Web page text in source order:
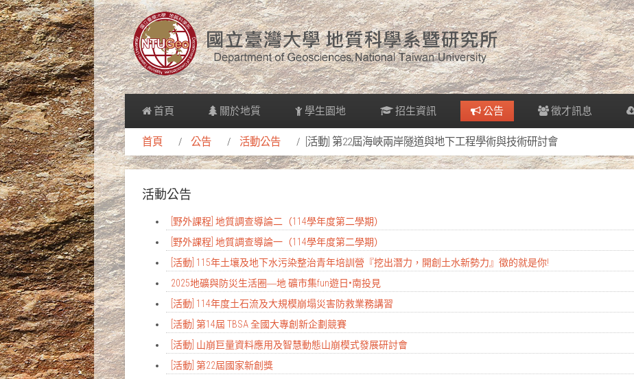
首頁 關於地質 學生園地 招生資訊 公告 徵才訊息
首頁 公告 活動公告 [活動] 第22屆海峽兩岸隧道與地下工程學術與技術研討會
活動公告
[野外課程] 地質調查導論二（114學年度第二學期）
[野外課程] 地質調查導論一（114學年度第二學期）
[活動] 115年土壤及地下水污染整治青年培訓營『挖出潛力，開創土水新勢力』徵的就是你!
2025地礦與防災生活圈―地 礦市集fun遊日•南投見
[活動] 114年度土石流及大規模崩塌災害防救業務講習
[活動] 第14屆 TBSA 全國大專創新企劃競賽
[活動] 山崩巨量資料應用及智慧動態山崩模式發展研討會
[活動] 第22屆國家新創獎